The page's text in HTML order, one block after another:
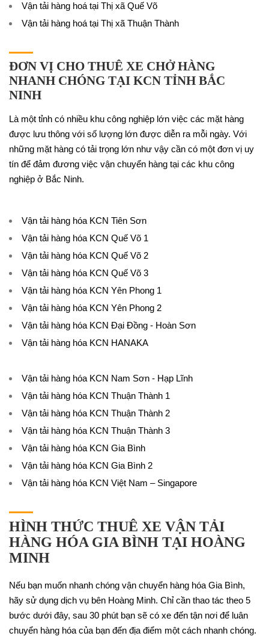
Vận tải hàng hoá tại Thị xã Quế Võ
Vận tải hàng hoá tại Thị xã Thuận Thành
ĐƠN VỊ CHO THUÊ XE CHỞ HÀNG
NHANH CHÓNG TẠI KCN TỈNH BẮC
NINH
Là một tỉnh có nhiều khu công nghiệp lớn việc các mặt hàng
được lưu thông với số lượng lớn được diễn ra mỗi ngày. Với
những mặt hàng có tải trọng lớn như vậy cần có một đơn vị uy
tín để đảm đương việc vận chuyển hàng tại các khu công
nghiệp ở Bắc Ninh.
Vận tải hàng hóa KCN Tiên Sơn
Vận tải hàng hóa KCN Quế Võ 1
Vận tải hàng hóa KCN Quế Võ 2
Vận tải hàng hóa KCN Quế Võ 3
Vận tải hàng hóa KCN Yên Phong 1
Vận tải hàng hóa KCN Yên Phong 2
Vận tải hàng hóa KCN Đại Đồng - Hoàn Sơn
Vận tải hàng hóa KCN HANAKA
Vận tải hàng hóa KCN Nam Sơn - Hạp Lĩnh
Vận tải hàng hóa KCN Thuận Thành 1
Vận tải hàng hóa KCN Thuận Thành 2
Vận tải hàng hóa KCN Thuận Thành 3
Vận tải hàng hóa KCN Gia Bình
Vận tải hàng hóa KCN Gia Bình 2
Vận tải hàng hóa KCN Việt Nam – Singapore
HÌNH THỨC THUÊ XE VẬN TẢI
HÀNG HÓA GIA BÌNH TẠI HOÀNG
MINH
Nếu bạn muốn nhanh chóng vận chuyển hàng hóa Gia Bình,
hãy sử dụng dịch vụ bên Hoàng Minh. Chỉ cần thao tác theo 5
bước dưới đây, sau 30 phút bạn sẽ có xe đến tận nơi để luân
chuyển hàng hóa của bạn đến địa điểm một cách nhanh chóng.